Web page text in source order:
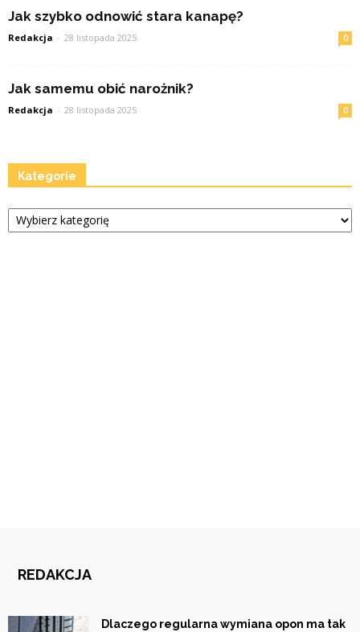
Jak szybko odnowić stara kanapę?
Redakcja - 28 listopada 2025 0
Jak samemu obić narożnik?
Redakcja - 28 listopada 2025 0
Kategorie
Kategorie
REDAKCJA
Dlaczego regularna wymiana opon ma tak